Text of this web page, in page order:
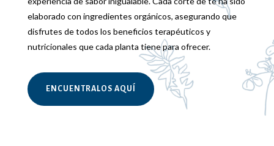
elaborado con ingredientes orgánicos, asegurando que
disfrutes de todos los beneficios terapéuticos y
nutricionales que cada planta tiene para ofrecer.
ENCUENTRALOS AQUÍ